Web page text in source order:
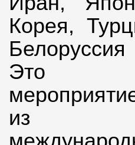
Корея,
Это
из